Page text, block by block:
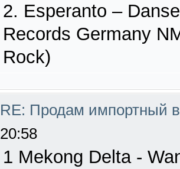
2. Esperanto –
Records Germany
Rock)
RE: Продам импортный
20:58
1 Mekong Delta -